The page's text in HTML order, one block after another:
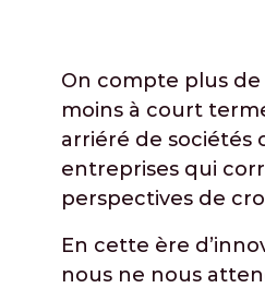
On compte plus de
moins à court
arriéré de sociétés
entreprises qui
perspectives de
En cette ère
nous ne nous